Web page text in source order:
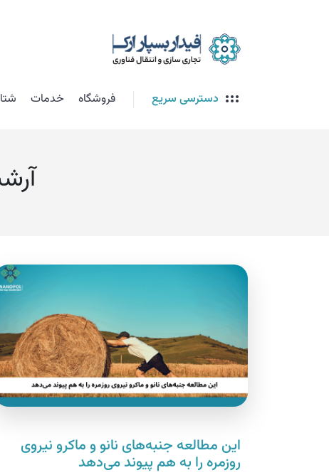
دسترسی سریع فروشگاه خدمات
این مطالعه جنبه‌های نانو و ماکرو نیروی
روزمره را به هم پیوند می‌دهد